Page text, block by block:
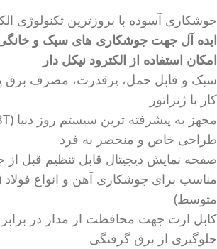
جوشکاری آسوده با بروزترین تکنولوژی
ایده آل جهت جوشکاری های سبک و
امکان استفاده از الکترود نیکل دار
سبک و قابل حمل، پرقدرت، مصرف برق
کار با ژنراتور
مجهز به پیشرفته ترین سیستم روز دنیا (IGBT)
طراحی خاص و منحصر به فرد
صفحه نمایش دیجیتال قابل تنظیم قبل
مناسب برای جوشکاری آهن و انواع
متوسط)
کابل ارت جهت محافظت از مدار در
جلوگیری از برق گرفتگی